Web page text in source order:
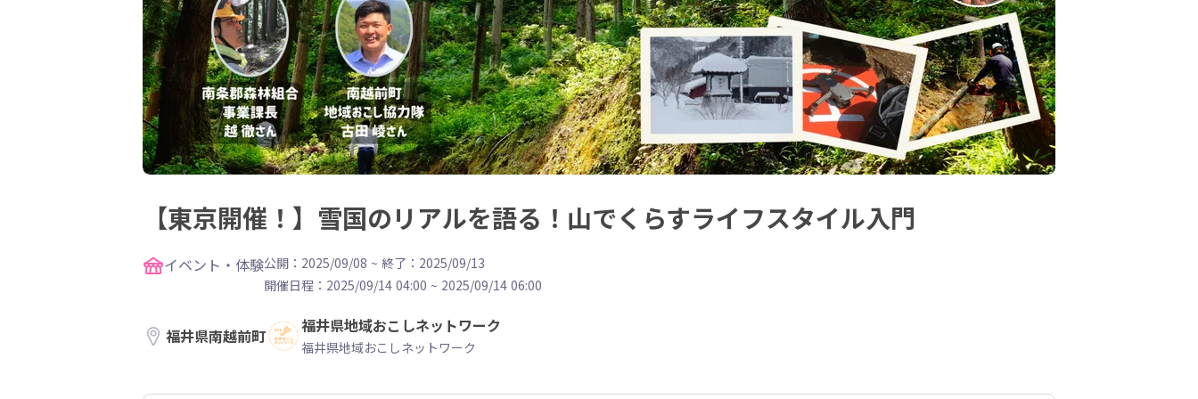
【東京開催！】雪国のリアルを語る！山でくらすライフスタイル入門
イベント・体験公開：2025/09/08 ~ 終了：2025/09/13
開催日程： 2025/09/14 04:00 ~ 2025/09/14 06:00
福井県南越前町 福井県地域おこしネットワーク
福井県地域おこしネットワーク